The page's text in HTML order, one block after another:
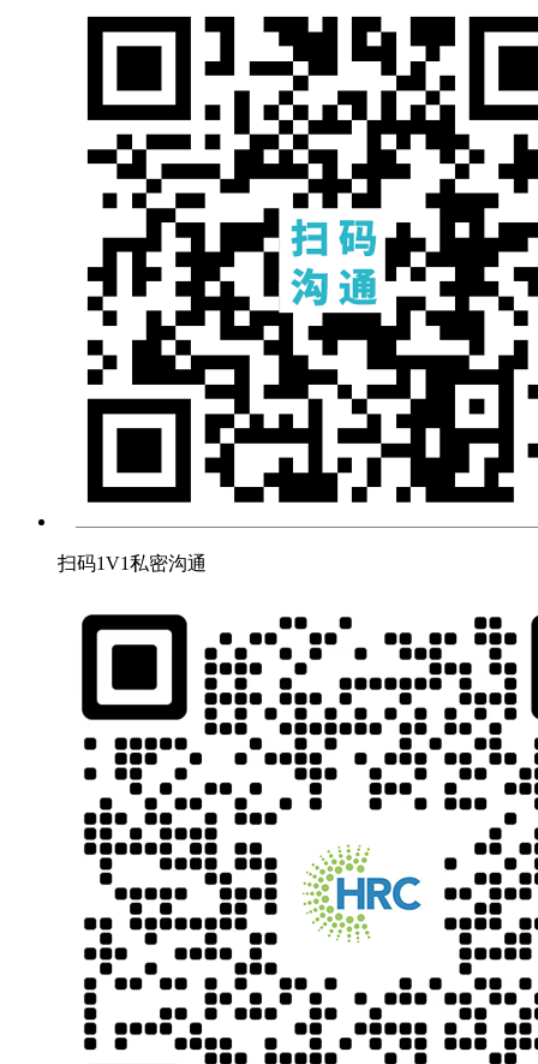
扫码1V1私密沟通